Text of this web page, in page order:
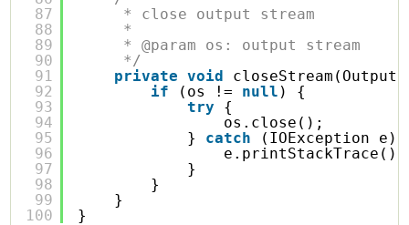
87
88
89
90
91
92
93
94
95
96
97
98
99
100
* close output stream
*
* @param os: output stream
*/
private
void
if
(os != null ) {
try
{
os.close();
} catch
(IOException e)
e.printStackTrace();
}
}
}
}